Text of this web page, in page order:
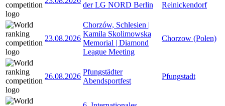
der LG NORD Berlin
Reinickendorf
23.08.2026
Chorzów, Schlesien |
Kamila Skolimowska
Memorial | Diamond
League Meeting
Chorzow (Polen)
26.08.2026
Pfungstädter
Abendsportfest
Pfungstadt